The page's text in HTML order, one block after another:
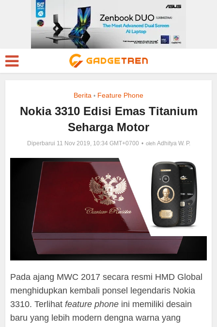
Berita • Feature Phone
Nokia 3310 Edisi Emas Titanium
Seharga Motor
Diperbarui 11 Nov 2019, 10:34 GMT+0700 oleh Adhitya W. P.
Pada ajang MWC 2017 secara resmi HMD Global
menghidupkan kembali ponsel legendaris Nokia
3310. Terlihat feature phone ini memiliki desain
baru yang lebih modern dengna warna yang